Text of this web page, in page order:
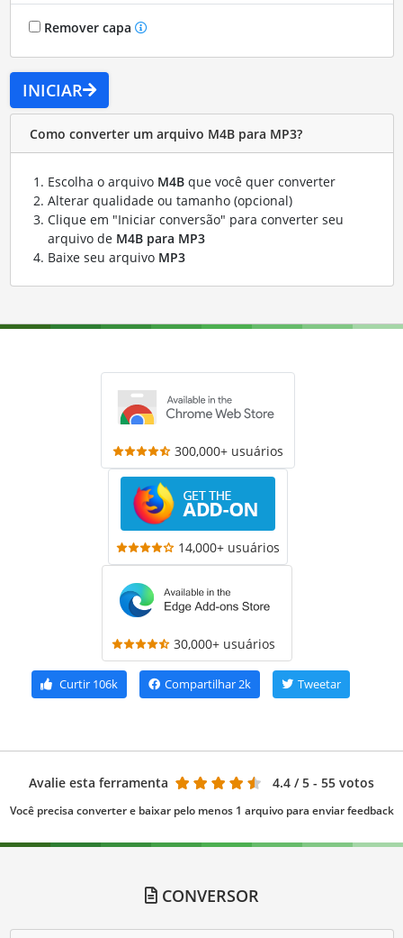
Remover capa
INICIAR
Como converter um arquivo M4B para MP3?
Escolha o arquivo M4Bque você quer converter
Alterar qualidade ou tamanho (opcional)
Clique em "Iniciar conversão" para converter seu
arquivo de M4B para MP3
Baixe seu arquivo MP3
300,000+ usuários
14,000+ usuários
30,000+ usuários
Curtir 106k Compartilhar2k Tweetar
Avalie esta ferramenta 4.4 / 5 - 55 votos
Você precisa converter e baixar pelo menos 1 arquivo para enviar feedback
CONVERSOR